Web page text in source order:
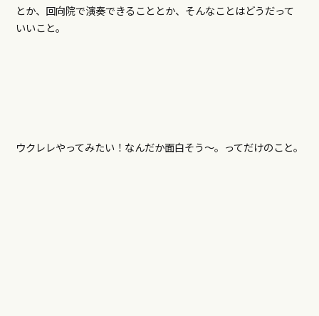
とか、回向院で演奏できることとか、そんなことはどうだって
いいこと。
ウクレレやってみたい！なんだか面白そう～。ってだけのこと。